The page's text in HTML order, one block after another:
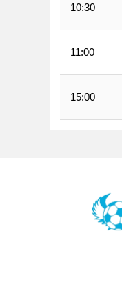
10:30
11:00
15:00